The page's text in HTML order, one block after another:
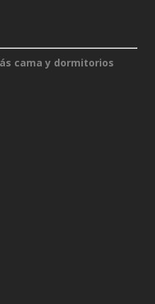
cama y dormitorios